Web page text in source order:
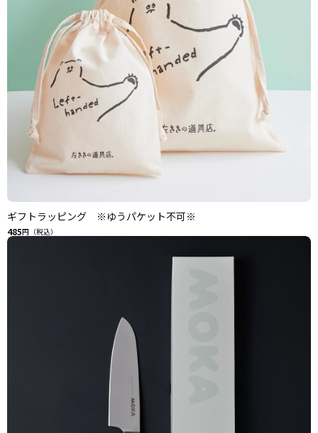
ギフトラッピング ※ゆうパケット不可※
485円（税込）